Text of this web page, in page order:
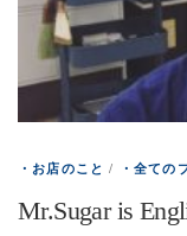
・お店のこと / ・全ての
Mr.Sugar is